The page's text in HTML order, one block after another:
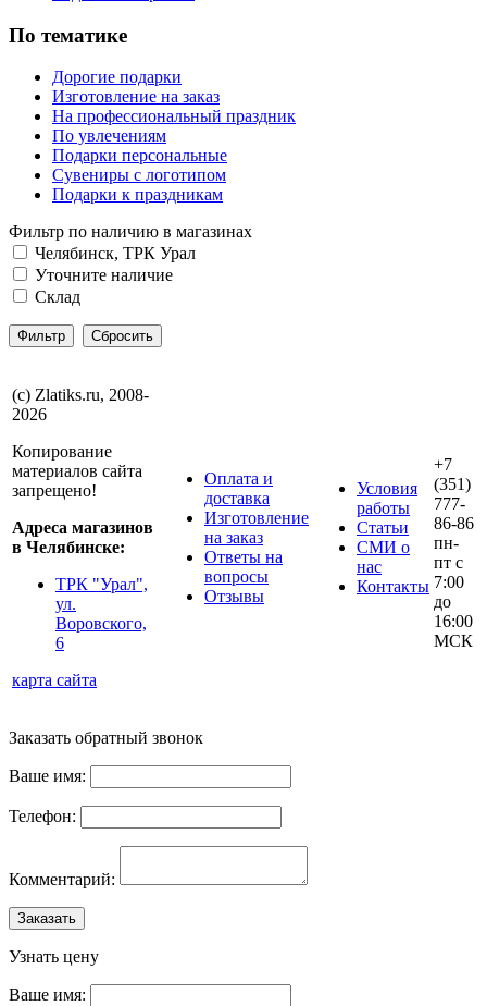
По тематике
Дорогие подарки
Изготовление на заказ
На профессиональный праздник
По увлечениям
Подарки персональные
Сувениры с логотипом
Подарки к праздникам
Фильтр по наличию в магазинах
Челябинск, ТРК Урал
Уточните наличие
Склад
(с) Zlatiks.ru, 2008-
2026
Копирование
материалов сайта
запрещено!
Адреса магазинов
в Челябинске:
ТРК "Урал",
ул.
Воровского,
6
карта сайта
Оплата и
доставка
Изготовление
на заказ
Ответы на
вопросы
Отзывы
Условия
работы
Статьи
СМИ о
нас
Контакты
+7
(351)
777-
86-86
пн-
пт с
7:00
до
16:00
МСК
Заказать обратный звонок
Ваше имя:
Телефон:
Комментарий:
Заказать
Узнать цену
Ваше имя: